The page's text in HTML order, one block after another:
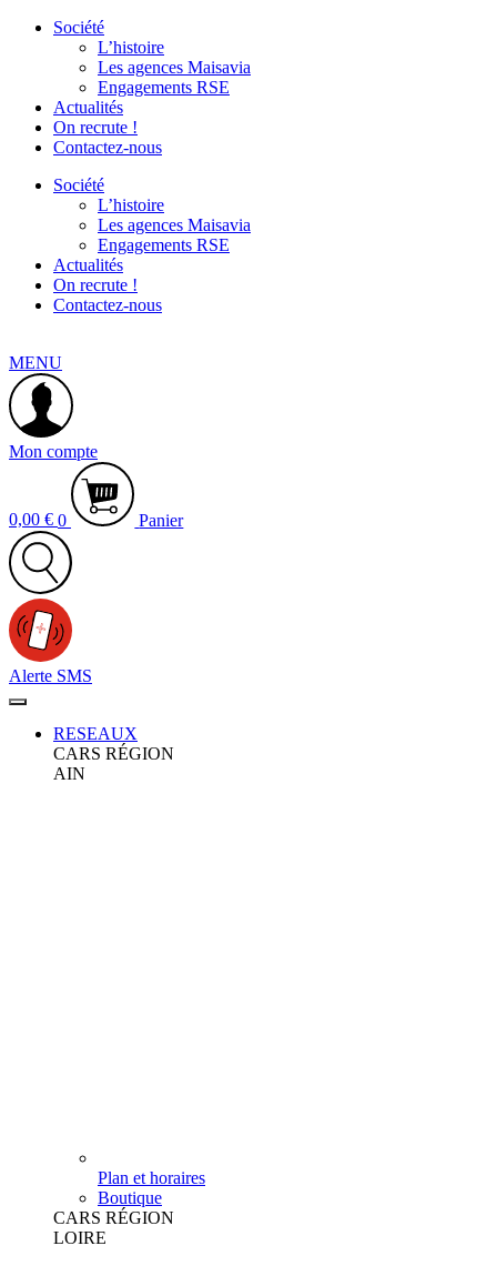
Société
L’histoire
Les agences Maisavia
Engagements RSE
Actualités
On recrute !
Contactez-nous
Société
L’histoire
Les agences Maisavia
Engagements RSE
Actualités
On recrute !
Contactez-nous
MENU
Mon compte
0,00 € 0 Panier
Alerte SMS
RESEAUX
CARS RÉGION
AIN
Plan et horaires
Boutique
CARS RÉGION
LOIRE